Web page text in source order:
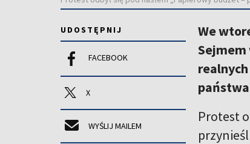
UDOSTĘPNIJ
FACEBOOK
X
WYŚLIJ MAILEM
We
Sejmem
Protest